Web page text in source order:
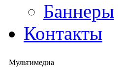
Баннеры
Контакты
Мультимедиа